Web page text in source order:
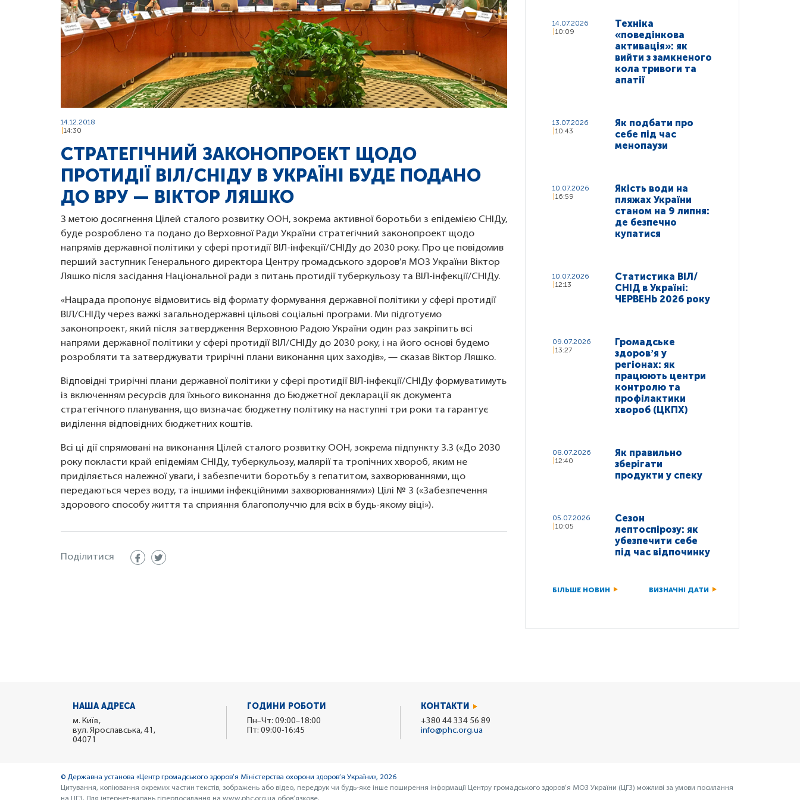
14.12.2018
14:30
СТРАТЕГІЧНИЙ ЗАКОНОПРОЕКТ ЩОДО
ПРОТИДІЇ ВІЛ/СНІДУ В УКРАЇНІ БУДЕ ПОДАНО
ДО ВРУ — ВІКТОР ЛЯШКО
З метою досягнення Цілей сталого розвитку ООН, зокрема активної боротьби з епідемією СНІДу,
буде розроблено та подано до Верховної Ради України стратегічний законопроект щодо
напрямів державної політики у сфері протидії ВІЛ-інфекції/СНІДу до 2030 року. Про це повідомив
перший заступник Генерального директора Центру громадського здоров’я МОЗ України Віктор
Ляшко після засідання Національної ради з питань протидії туберкульозу та ВІЛ-інфекції/СНІДу.
«Нацрада пропонує відмовитись від формату формування державної політики у сфері протидії
ВІЛ/СНІДу через важкі загальнодержавні цільові соціальні програми. Ми підготуємо
законопроект, який після затвердження Верховною Радою України один раз закріпить всі
напрями державної політики у сфері протидії ВІЛ/СНІДу до 2030 року, і на його основі будемо
розробляти та затверджувати трирічні плани виконання цих заходів», — сказав Віктор Ляшко.
Відповідні трирічні плани державної політики у сфері протидії ВІЛ-інфекції/СНІДу формуватимуть
із включенням ресурсів для їхнього виконання до Бюджетної декларації як документа
стратегічного планування, що визначає бюджетну політику на наступні три роки та гарантує
виділення відповідних бюджетних коштів.
Всі ці дії спрямовані на виконання Цілей сталого розвитку ООН, зокрема підпункту 3.3 («До 2030
року покласти край епідеміям СНІДу, туберкульозу, малярії та тропічних хвороб, яким не
приділяється належної уваги, і забезпечити боротьбу з гепатитом, захворюваннями, що
передаються через воду, та іншими інфекційними захворюваннями») Цілі № 3 («Забезпечення
здорового способу життя та сприяння благополуччю для всіх в будь-якому віці»).
Поділитися
14.07.2026
10:09
Техніка
«поведінкова
активація»: як
вийти з замкненого
кола тривоги та
апатії
13.07.2026
10:43
Як подбати про
себе під час
менопаузи
10.07.2026
16:59
Якість води на
пляжах України
станом на 9 липня:
де безпечно
купатися
10.07.2026
12:13
Статистика ВІЛ/
СНІД в Україні:
ЧЕРВЕНЬ 2026 року
09.07.2026
13:27
Громадське
здоровʼя у
регіонах: як
працюють центри
контролю та
профілактики
хвороб (ЦКПХ)
08.07.2026
12:40
Як правильно
зберігати
продукти у спеку
05.07.2026
10:05
Сезон
лептоспірозу: як
убезпечити себе
під час відпочинку
БІЛЬШЕ НОВИН ВИЗНАЧНІ ДАТИ
НАША АДРЕСА
м. Київ,
вул. Ярославська, 41,
04071
ГОДИНИ РОБОТИ
Пн–Чт: 09:00–18:00
Пт: 09:00-16:45
КОНТАКТИ
+380 44 334 56 89
info@phc.org.ua
© Державна установа «Центр громадського здоров’я Міністерства охорони здоров’я України», 2026
Цитування, копіювання окремих частин текстів, зображень або відео, передрук чи будь-яке інше поширення інформації Центру громадського здоров’я МОЗ України (ЦГЗ) можливі за умови посилання